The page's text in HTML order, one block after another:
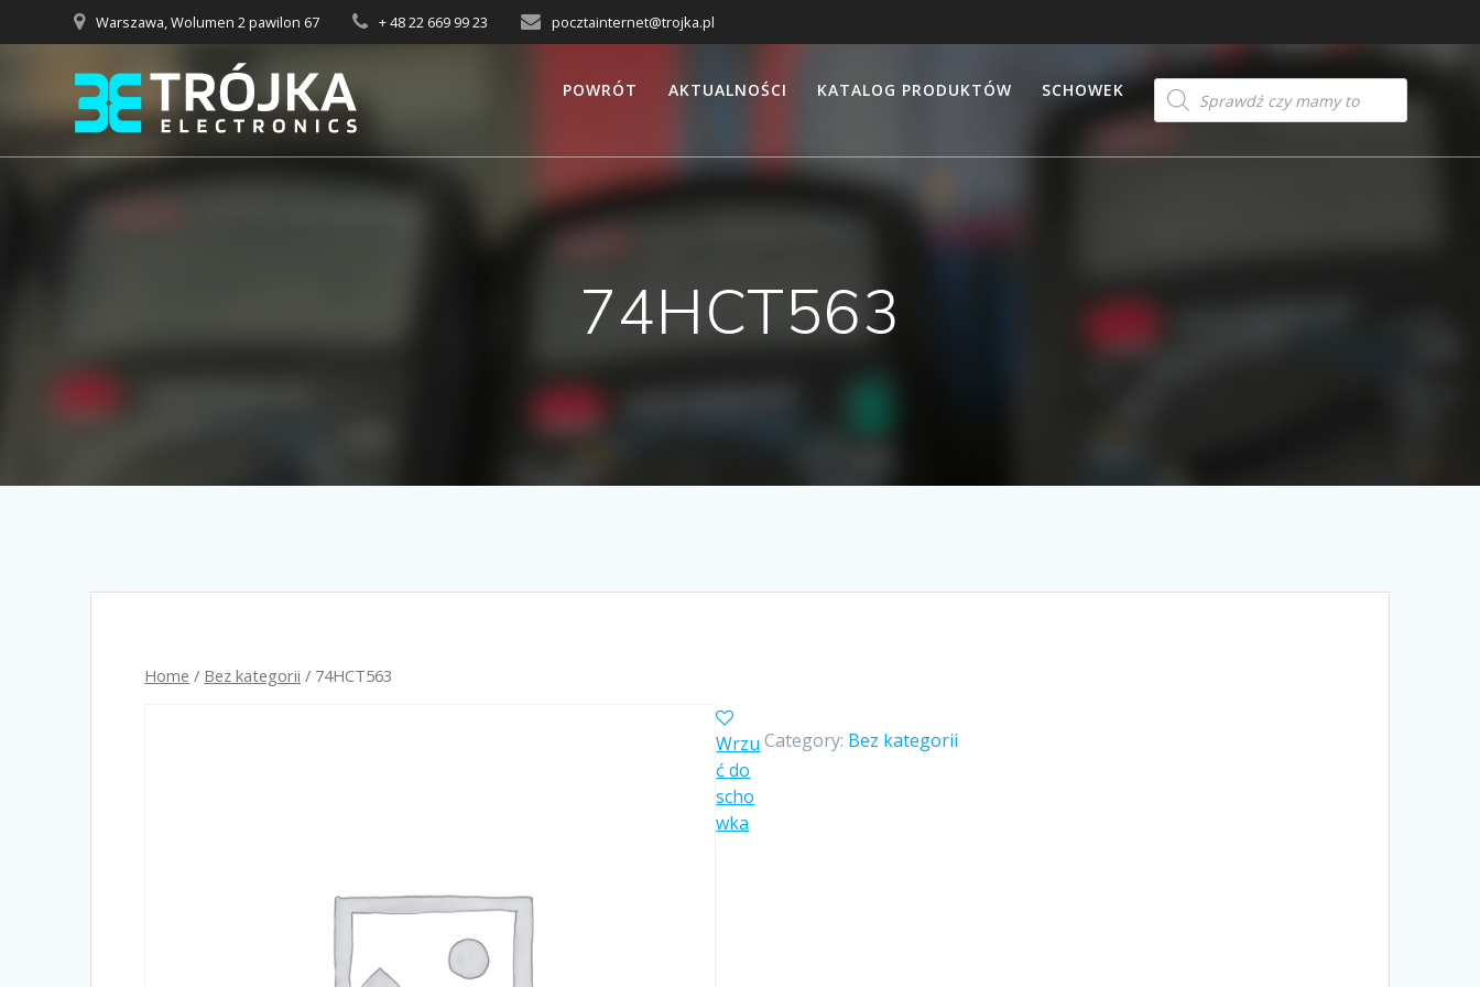
do
Warszawa, Wolumen 2 pawilon 67 + 48 22 669 99 23 pocztainternet@trojka.pl
POWRÓT AKTUALNOŚCI KATALOG PRODUKTÓW SCHOWEK
Products
search
74HCT563
Home / Bez kategorii / 74HCT563
Category: Bez kategorii
Wrzu
ć do
scho
wka